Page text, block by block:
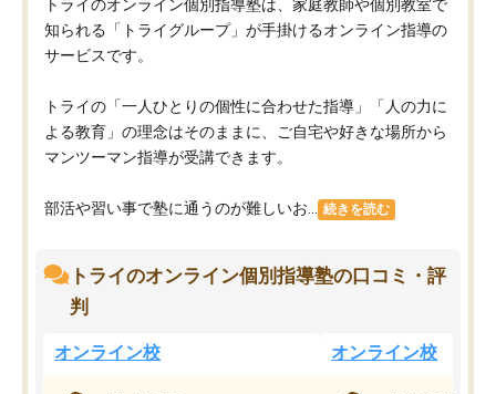
トライのオンライン個別指導塾は、家庭教師や個別教室で
知られる「トライグループ」が手掛けるオンライン指導の
サービスです。
トライの「一人ひとりの個性に合わせた指導」「人の力に
よる教育」の理念はそのままに、ご自宅や好きな場所から
マンツーマン指導が受講できます。
部活や習い事で塾に通うのが難しいお... 続きを読む
トライのオンライン個別指導塾の口コミ・評
判
オンライン校 オンライン校